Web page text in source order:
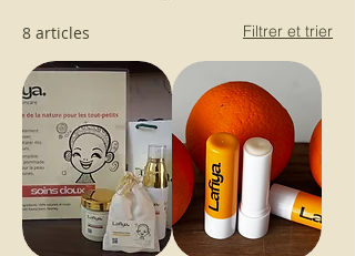
8 articles Filtrer et trier